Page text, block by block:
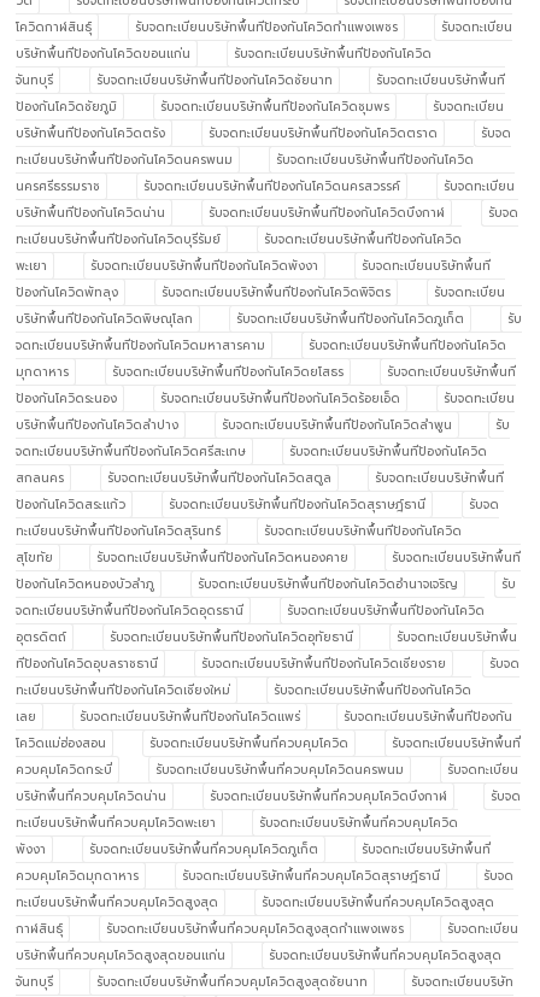
โควิดกาฬสินธุ์
รับจดทะเบียนบริษัทพื้นทีป้องกันโควิดกำแพงเพชร
รับจดทะเบียน
บริษัทพื้นทีป้องกันโควิดขอนแก่น
รับจดทะเบียนบริษัทพื้นทีป้องกันโควิด
จันทบุรี
รับจดทะเบียนบริษัทพื้นทีป้องกันโควิดชัยนาท
รับจดทะเบียนบริษัทพื้นที
ป้องกันโควิดชัยภูมิ
รับจดทะเบียนบริษัทพื้นทีป้องกันโควิดชุมพร
รับจดทะเบียน
บริษัทพื้นทีป้องกันโควิดตรัง
รับจดทะเบียนบริษัทพื้นทีป้องกันโควิดตราด
รับจด
ทะเบียนบริษัทพื้นทีป้องกันโควิดนครพนม
รับจดทะเบียนบริษัทพื้นทีป้องกันโควิด
นครศรีธรรมราช
รับจดทะเบียนบริษัทพื้นทีป้องกันโควิดนครสวรรค์
รับจดทะเบียน
บริษัทพื้นทีป้องกันโควิดน่าน
รับจดทะเบียนบริษัทพื้นทีป้องกันโควิดบึงกาฬ
รับจด
ทะเบียนบริษัทพื้นทีป้องกันโควิดบุรีรัมย์
รับจดทะเบียนบริษัทพื้นทีป้องกันโควิด
พะเยา
รับจดทะเบียนบริษัทพื้นทีป้องกันโควิดพังงา
รับจดทะเบียนบริษัทพื้นที
ป้องกันโควิดพัทลุง
รับจดทะเบียนบริษัทพื้นทีป้องกันโควิดพิจิตร
รับจดทะเบียน
บริษัทพื้นทีป้องกันโควิดพิษณุโลก
รับจดทะเบียนบริษัทพื้นทีป้องกันโควิดภูเก็ต
รับ
จดทะเบียนบริษัทพื้นทีป้องกันโควิดมหาสารคาม
รับจดทะเบียนบริษัทพื้นทีป้องกันโควิด
มุกดาหาร
รับจดทะเบียนบริษัทพื้นทีป้องกันโควิดยโสธร
รับจดทะเบียนบริษัทพื้นที
ป้องกันโควิดระนอง
รับจดทะเบียนบริษัทพื้นทีป้องกันโควิดร้อยเอ็ด
รับจดทะเบียน
บริษัทพื้นทีป้องกันโควิดลำปาง
รับจดทะเบียนบริษัทพื้นทีป้องกันโควิดลำพูน
รับ
จดทะเบียนบริษัทพื้นทีป้องกันโควิดศรีสะเกษ
รับจดทะเบียนบริษัทพื้นทีป้องกันโควิด
สกลนคร
รับจดทะเบียนบริษัทพื้นทีป้องกันโควิดสตูล
รับจดทะเบียนบริษัทพื้นที
ป้องกันโควิดสระแก้ว
รับจดทะเบียนบริษัทพื้นทีป้องกันโควิดสุราษฎ์ธานี
รับจด
ทะเบียนบริษัทพื้นทีป้องกันโควิดสุรินทร์
รับจดทะเบียนบริษัทพื้นทีป้องกันโควิด
สุโขทัย
รับจดทะเบียนบริษัทพื้นทีป้องกันโควิดหนองคาย
รับจดทะเบียนบริษัทพื้นที
ป้องกันโควิดหนองบัวลำภู
รับจดทะเบียนบริษัทพื้นทีป้องกันโควิดอำนาจเจริญ
รับ
จดทะเบียนบริษัทพื้นทีป้องกันโควิดอุดรธานี
รับจดทะเบียนบริษัทพื้นทีป้องกันโควิด
อุตรดิตถ์
รับจดทะเบียนบริษัทพื้นทีป้องกันโควิดอุทัยธานี
รับจดทะเบียนบริษัทพื้น
ทีป้องกันโควิดอุบลราชธานี
รับจดทะเบียนบริษัทพื้นทีป้องกันโควิดเชียงราย
รับจด
ทะเบียนบริษัทพื้นทีป้องกันโควิดเชียงใหม่
รับจดทะเบียนบริษัทพื้นทีป้องกันโควิด
เลย
รับจดทะเบียนบริษัทพื้นทีป้องกันโควิดแพร่
รับจดทะเบียนบริษัทพื้นทีป้องกัน
โควิดแม่ฮ่องสอน
รับจดทะเบียนบริษัทพื้นที่ควบคุมโควิด
รับจดทะเบียนบริษัทพื้นที่
ควบคุมโควิดกระบี่
รับจดทะเบียนบริษัทพื้นที่ควบคุมโควิดนครพนม
รับจดทะเบียน
บริษัทพื้นที่ควบคุมโควิดน่าน
รับจดทะเบียนบริษัทพื้นที่ควบคุมโควิดบึงกาฬ
รับจด
ทะเบียนบริษัทพื้นที่ควบคุมโควิดพะเยา
รับจดทะเบียนบริษัทพื้นที่ควบคุมโควิด
พังงา
รับจดทะเบียนบริษัทพื้นที่ควบคุมโควิดภูเก็ต
รับจดทะเบียนบริษัทพื้นที่
ควบคุมโควิดมุกดาหาร
รับจดทะเบียนบริษัทพื้นที่ควบคุมโควิดสุราษฎ์ธานี
รับจด
ทะเบียนบริษัทพื้นที่ควบคุมโควิดสูงสุด
รับจดทะเบียนบริษัทพื้นที่ควบคุมโควิดสูงสุด
กาฬสินธุ์
รับจดทะเบียนบริษัทพื้นที่ควบคุมโควิดสูงสุดกำแพงเพชร
รับจดทะเบียน
บริษัทพื้นที่ควบคุมโควิดสูงสุดขอนแก่น
รับจดทะเบียนบริษัทพื้นที่ควบคุมโควิดสูงสุด
จันทบุรี
รับจดทะเบียนบริษัทพื้นที่ควบคุมโควิดสูงสุดชัยนาท
รับจดทะเบียนบริษัท